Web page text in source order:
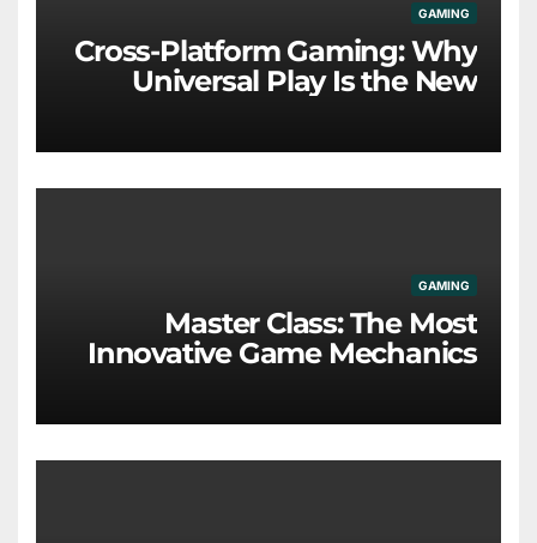
GAMING
Cross-Platform Gaming: Why
Universal Play Is the New
GAMING
Master Class: The Most
Innovative Game Mechanics